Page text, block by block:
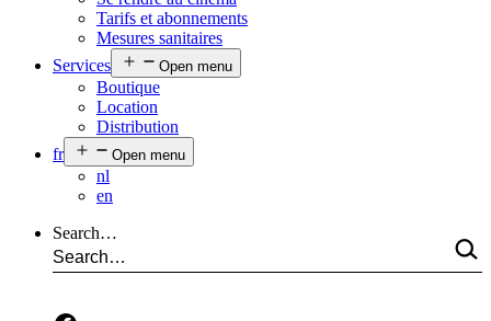
Tarifs et abonnements
Mesures sanitaires
Services
Open menu
Boutique
Location
Distribution
fr
Open menu
nl
en
Search…